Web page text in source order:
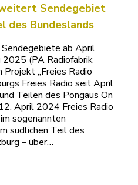
Sendegebiet
des Bundeslands
Sendegebiete ab April
(PA Radiofabrik
„Freies Radio
Freies Radio seit April
Teilen des Pongaus On
April 2024 Freies Radio
sogenannten
südlichen Teil des
– über…